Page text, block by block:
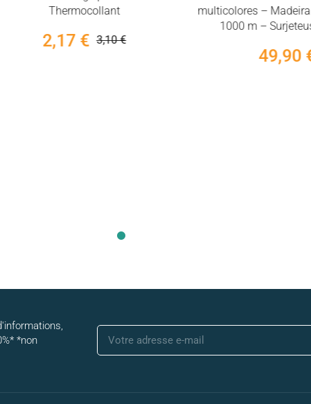
3,10 €
multicolores – Madeira – Fil mousse
1000 m – Surjeteuse - 8096
*non